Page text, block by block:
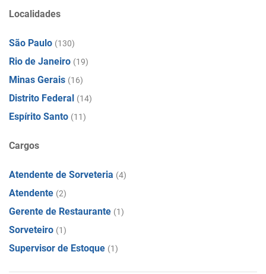
Localidades
São Paulo (130)
Rio de Janeiro (19)
Minas Gerais (16)
Distrito Federal (14)
Espírito Santo (11)
Cargos
Atendente de Sorveteria (4)
Atendente (2)
Gerente de Restaurante (1)
Sorveteiro (1)
Supervisor de Estoque (1)